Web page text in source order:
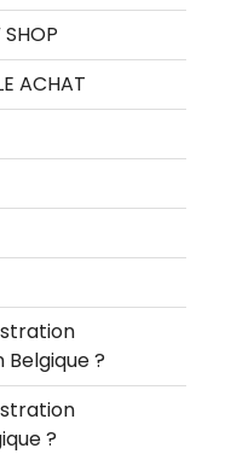
ACHAT
Belgique ?
?